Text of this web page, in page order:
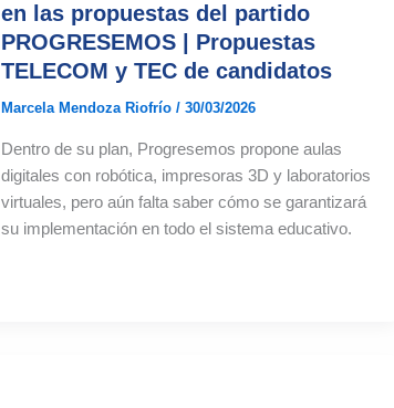
en las propuestas del partido
PROGRESEMOS | Propuestas
TELECOM y TEC de candidatos
Marcela Mendoza Riofrío/30/03/2026
Dentro de su plan, Progresemos propone aulas
digitales con robótica, impresoras 3D y laboratorios
virtuales, pero aún falta saber cómo se garantizará
su implementación en todo el sistema educativo.